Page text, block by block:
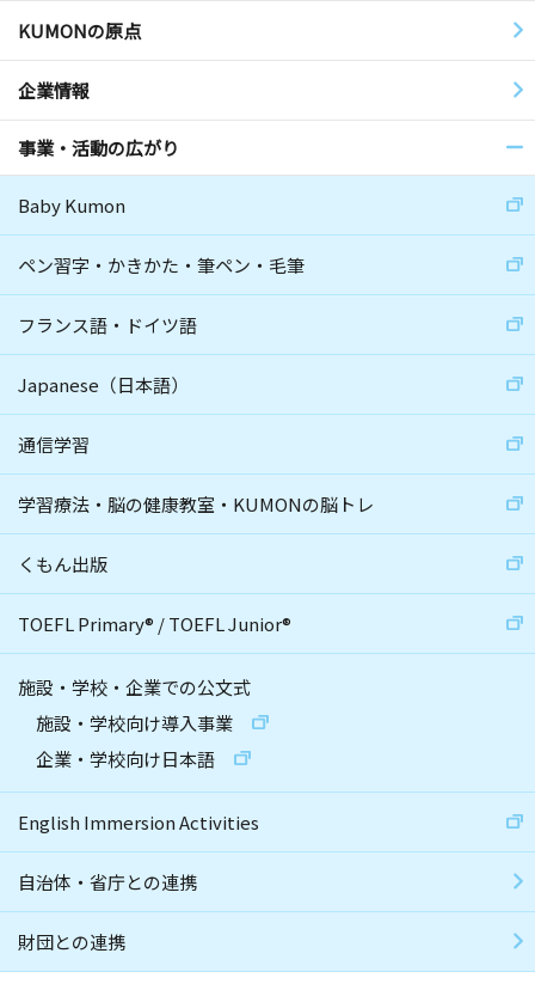
KUMONの原点
企業情報
事業・活動の広がり
Baby Kumon
ペン習字・かきかた・筆ペン・毛筆
フランス語・ドイツ語
Japanese（日本語）
通信学習
学習療法・脳の健康教室・KUMONの脳トレ
くもん出版
TOEFL Primary® /TOEFL Junior®
施設・学校・企業での公文式
施設・学校向け導入事業
企業・学校向け日本語
English Immersion Activities
自治体・省庁との連携
財団との連携